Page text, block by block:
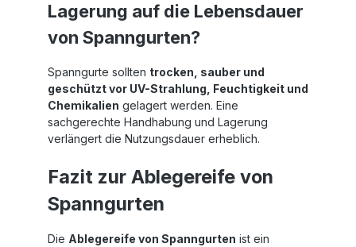
Lagerung auf die Lebensdauer
von Spanngurten?
Spanngurte sollten trocken, sauber und
geschützt vor UV-Strahlung, Feuchtigkeit und
Chemikalien gelagert werden. Eine
sachgerechte Handhabung und Lagerung
verlängert die Nutzungsdauer erheblich.
Fazit zur Ablegereife von
Spanngurten
Die Ablegereife von Spanngurten ist ein